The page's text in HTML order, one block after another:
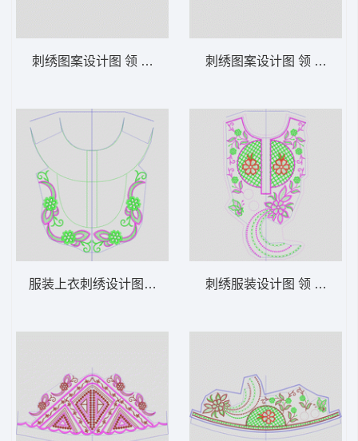
刺绣图案设计图 领 衣边下摆 中东阿拉伯 泰
服装上衣刺绣设计图 领 衣边下摆 中东阿拉
刺绣图案设计图 领 衣边下
刺绣服装设计图 领 衣边下